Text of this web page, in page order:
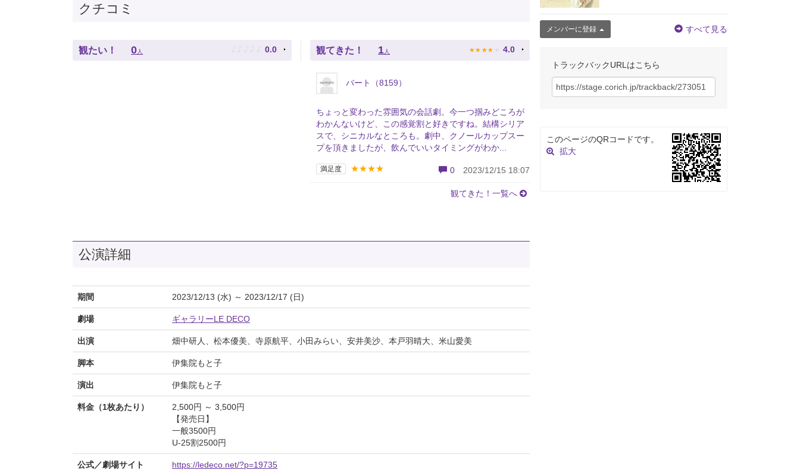
クチコミ
観たい！ 0 人 ♪ ♪ ♪ ♪ ♪ 0.0 観てきた！ 1 人 ★ ★ ★ ★ ★ 4.0
バート（8159）
ちょっと変わった雰囲気の会話劇。今一つ掴みどころが
わかんないけど、この感覚割と好きですね。結構シリア
スで、シニカルなところも。劇中、クノールカップスー
プを頂きましたが、飲んでいいタイミングがわか...
満足度 ★★★★ 0 2023/12/15 18:07
観てきた！一覧へ
公演詳細
期間 2023/12/13 (水) ～ 2023/12/17 (日)
劇場 ギャラリーLE DECO
出演 畑中研人、松本優美、寺原航平、小田みらい、安井美沙、本戸羽晴大、米山愛美
脚本 伊集院もと子
演出 伊集院もと子
料金（1枚あたり）
2,500円 ～ 3,500円
【発売日】
一般3500円
U-25割2500円
公式／劇場サイト https://ledeco.net/?p=19735
メンバーに登録 すべて見る
トラックバックURLはこちら
このページのQRコードです。
拡大